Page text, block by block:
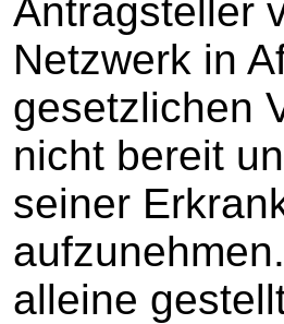
Antragsteller
Netzwerk in
gesetzlichen
nicht bereit
seiner
alleine